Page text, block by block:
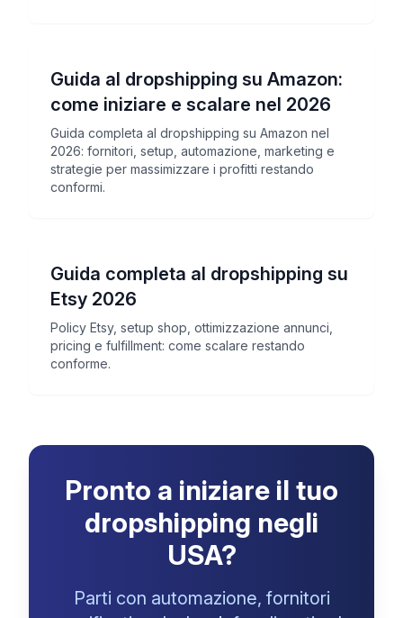
Guida al dropshipping su Amazon:
come iniziare e scalare nel 2026
Guida completa al dropshipping su Amazon nel
2026: fornitori, setup, automazione, marketing e
strategie per massimizzare i profitti restando
conformi.
Guida completa al dropshipping su
Etsy 2026
Policy Etsy, setup shop, ottimizzazione annunci,
pricing e fulfillment: come scalare restando
conforme.
Pronto a iniziare il tuo
dropshipping negli
USA?
Parti con automazione, fornitori